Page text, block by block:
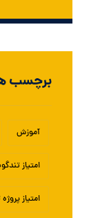
برچسب
آموزش
امتیاز
امتیاز